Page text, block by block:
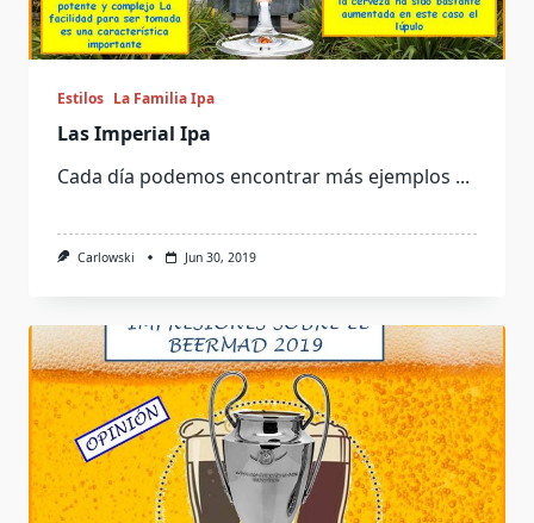
Estilos La Familia Ipa
Las Imperial Ipa
Cada día podemos encontrar más ejemplos ...
Carlowski Jun 30, 2019